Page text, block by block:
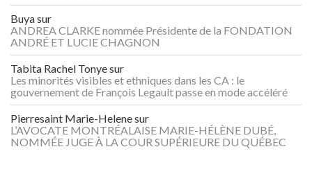
Buyasur
ANDREA CLARKE nommée Présidente de la FONDATION
ANDRÉ ET LUCIE CHAGNON
Tabita Rachel Tonyesur
Les minorités visibles et ethniques dans les CA : le
gouvernement de François Legault passe en mode accéléré
Pierresaint Marie-Helenesur
L’AVOCATE MONTRÉALAISE MARIE-HÉLÈNE DUBÉ,
NOMMÉE JUGE À LA COUR SUPÉRIEURE DU QUÉBEC